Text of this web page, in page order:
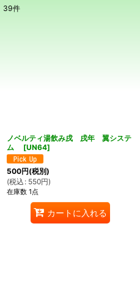
39件
ノベルティ湯飲み戌 戌年 翼システ
ム
[UN64]
500円(税別)
(税込 : 550円)
在庫数 1点
カートに入れる